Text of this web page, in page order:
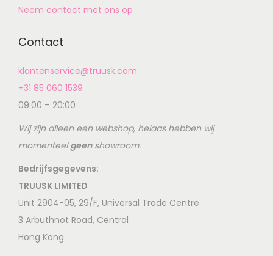
Neem contact met ons op
Contact
klantenservice@truusk.com
+31 85 060 1539
09:00 – 20:00
Wij zijn alleen een webshop, helaas hebben wij
momenteelgeenshowroom.
Bedrijfsgegevens:
TRUUSK LIMITED
Unit 2904-05, 29/F, Universal Trade Centre
3 Arbuthnot Road, Central
Hong Kong